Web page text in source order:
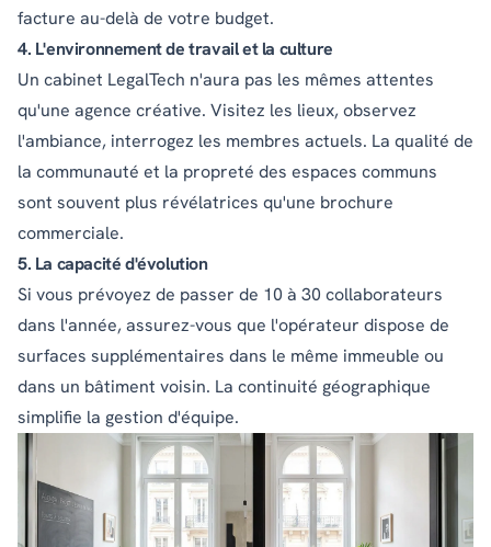
facture au-delà de votre budget.
4. L'environnement de travail et la culture
Un cabinet LegalTech n'aura pas les mêmes attentes
qu'une agence créative. Visitez les lieux, observez
l'ambiance, interrogez les membres actuels. La qualité de
la communauté et la propreté des espaces communs
sont souvent plus révélatrices qu'une brochure
commerciale.
5. La capacité d'évolution
Si vous prévoyez de passer de 10 à 30 collaborateurs
dans l'année, assurez-vous que l'opérateur dispose de
surfaces supplémentaires dans le même immeuble ou
dans un bâtiment voisin. La continuité géographique
simplifie la gestion d'équipe.